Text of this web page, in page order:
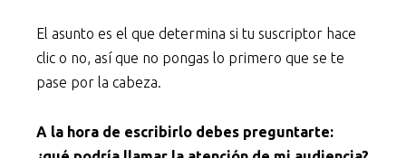
El asunto es el que determina si tu suscriptor hace
clic o no, así que no pongas lo primero que se te
pase por la cabeza.
A la hora de escribirlo debes preguntarte: